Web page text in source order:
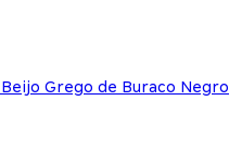
Grego de Buraco Negro